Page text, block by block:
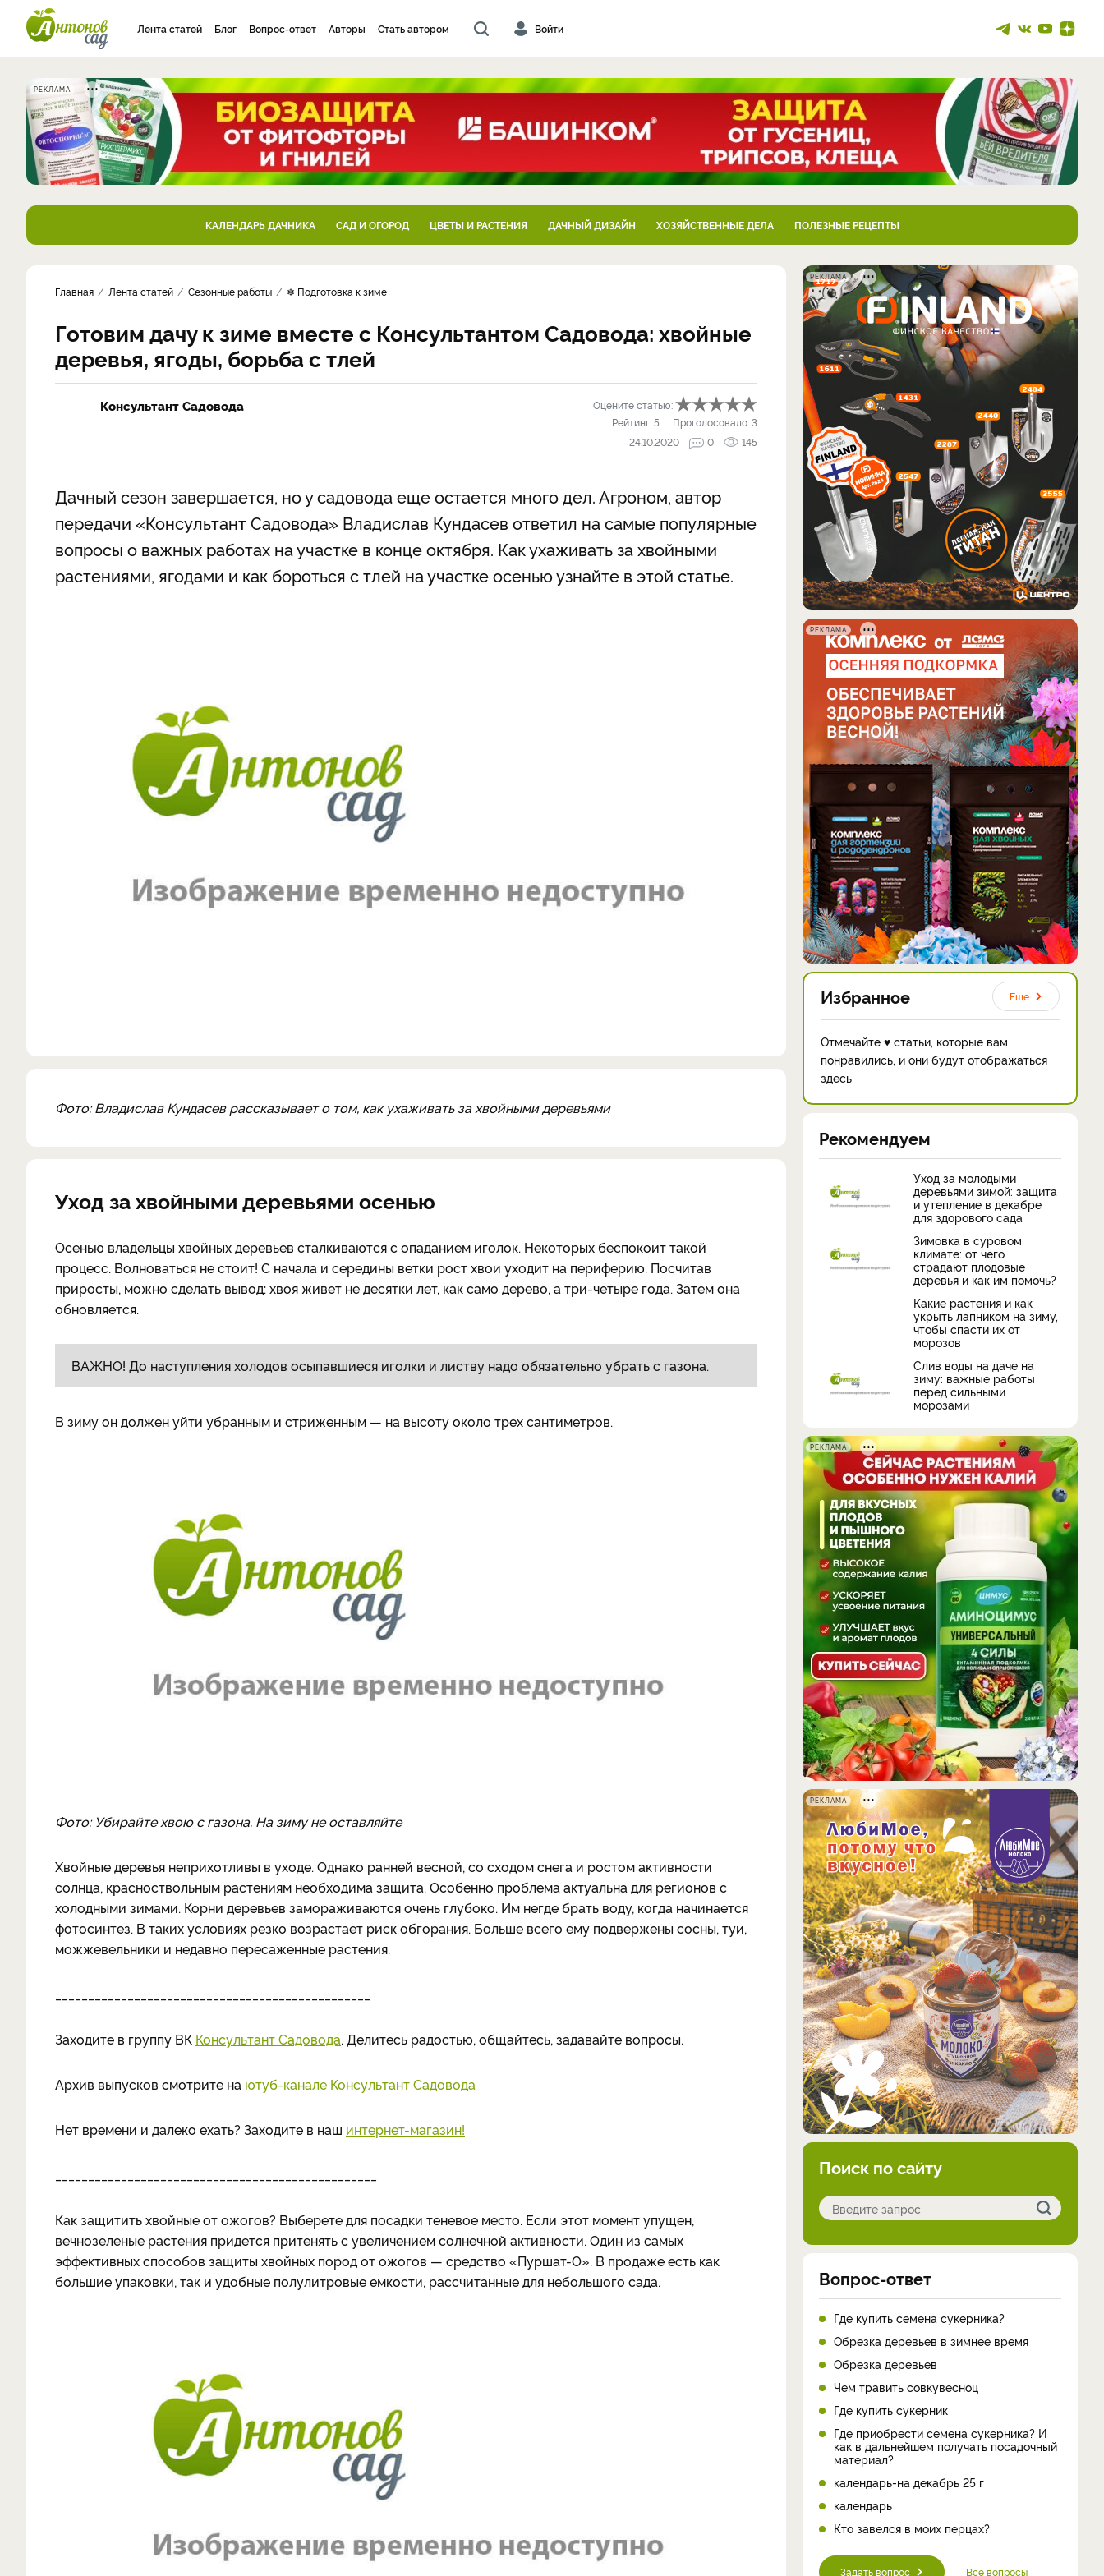
Лента статей Блог Вопрос-ответ Авторы Стать автором Войти
РЕКЛАМА
КАЛЕНДАРЬ ДАЧНИКА САД И ОГОРОД ЦВЕТЫ И РАСТЕНИЯ ДАЧНЫЙ ДИЗАЙН ХОЗЯЙСТВЕННЫЕ ДЕЛА ПОЛЕЗНЫЕ РЕЦЕПТЫ
Главная Лента статей Сезонные работы ❄ Подготовка к зиме
Готовим дачу к зиме вместе с Консультантом Садовода: хвойные
деревья, ягоды, борьба с тлей
Консультант Садовода
Оцените статью:
Рейтинг:5 Проголосовало:3
24.10.2020
0 145
Дачный сезон завершается, но у садовода еще остается много дел. Агроном, автор
передачи «Консультант Садовода» Владислав Кундасев ответил на самые популярные
вопросы о важных работах на участке в конце октября. Как ухаживать за хвойными
растениями, ягодами и как бороться с тлей на участке осенью узнайте в этой статье.
Фото: Владислав Кундасев рассказывает о том, как ухаживать за хвойными деревьями
Уход за хвойными деревьями осенью
Осенью владельцы хвойных деревьев сталкиваются с опаданием иголок. Некоторых беспокоит такой
процесс. Волноваться не стоит! С начала и середины ветки рост хвои уходит на периферию. Посчитав
приросты, можно сделать вывод: хвоя живет не десятки лет, как само дерево, а три-четыре года. Затем она
обновляется.
ВАЖНО! До наступления холодов осыпавшиеся иголки и листву надо обязательно убрать с газона.
В зиму он должен уйти убранным и стриженным — на высоту около трех сантиметров.
Фото: Убирайте хвою с газона. На зиму не оставляйте
Хвойные деревья неприхотливы в уходе. Однако ранней весной, со сходом снега и ростом активности
солнца, красноствольным растениям необходима защита. Особенно проблема актуальна для регионов с
холодными зимами. Корни деревьев замораживаются очень глубоко. Им негде брать воду, когда начинается
фотосинтез. В таких условиях резко возрастает риск обгорания. Больше всего ему подвержены сосны, туи,
можжевельники и недавно пересаженные растения.
Заходите в группу ВК Консультант Садовода. Делитесь радостью, общайтесь, задавайте вопросы.
Архив выпусков смотрите на ютуб-канале Консультант Садовода
Нет времени и далеко ехать? Заходите в наш интернет-магазин!
Как защитить хвойные от ожогов? Выберете для посадки теневое место. Если этот момент упущен,
вечнозеленые растения придется притенять с увеличением солнечной активности. Один из самых
эффективных способов защиты хвойных пород от ожогов — средство «Пуршат-О». В продаже есть как
большие упаковки, так и удобные полулитровые емкости, рассчитанные для небольшого сада.
РЕКЛАМА
РЕКЛАМА
Избранное Еще
Отмечайте ♥ статьи, которые вам
понравились, и они будут отображаться
здесь
Рекомендуем
Уход за молодыми
деревьями зимой: защита
и утепление в декабре
для здорового сада
Зимовка в суровом
климате: от чего
страдают плодовые
деревья и как им помочь?
Какие растения и как
укрыть лапником на зиму,
чтобы спасти их от
морозов
Слив воды на даче на
зиму: важные работы
перед сильными
морозами
РЕКЛАМА
РЕКЛАМА
Поиск по сайту
Вопрос-ответ
Где купить семена сукерника?
Обрезка деревьев в зимнее время
Обрезка деревьев
Чем травить совкувесноц
Где купить сукерник
Где приобрести семена сукерника? И
как в дальнейшем получать посадочный
материал?
календарь-на декабрь 25 г
календарь
Кто завелся в моих перцах?
Задать вопрос Все вопросы